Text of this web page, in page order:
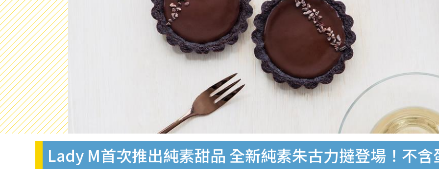
Lady M首次推出純素甜品 全新純素朱古力撻登場！不